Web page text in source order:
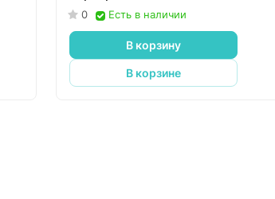
0 Есть в наличии
В корзину
В корзине